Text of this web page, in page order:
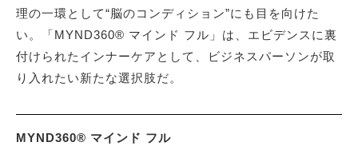
理の一環として“脳のコンディション”にも目を向けた
い。「MYND360® マインド フル」は、エビデンスに裏
付けられたインナーケアとして、ビジネスパーソンが取
り入れたい新たな選択肢だ。
MYND360® マインド フル